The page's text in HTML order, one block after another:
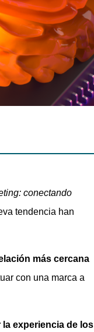
conectando
tendencia han
más cercana
con una marca a
experiencia de los